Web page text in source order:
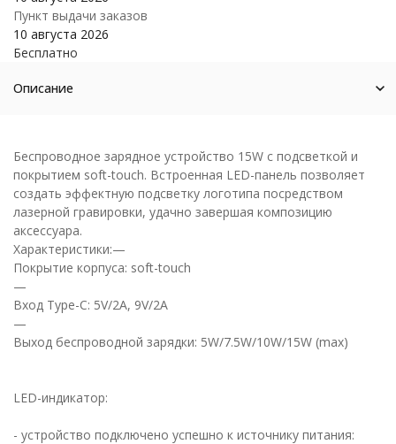
Пункт выдачи заказов
10 августа 2026
Бесплатно
Описание
Беспроводное зарядное устройство 15W с подсветкой и
покрытием soft-touch. Встроенная LED-панель позволяет
создать эффектную подсветку логотипа посредством
лазерной гравировки, удачно завершая композицию
аксессуара.
Характеристики:—
Покрытие корпуса: soft-touch
—
Вход Type-C: 5V/2A, 9V/2A
—
Выход беспроводной зарядки: 5W/7.5W/10W/15W (max)
LED-индикатор:
- устройство подключено успешно к источнику питания: